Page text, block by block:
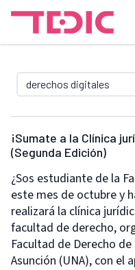
¡Sumate a la Clínica
(Segunda Edición)
¿Sos estudiante de la
este mes de octubre y
realizará la clínica
facultad de derecho,
Facultad de Derecho
Asunción (UNA), con el